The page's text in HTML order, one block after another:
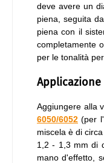
deve avere un
piena, seguita
piena con il
completamente
per le tonalità
Aggiungere alla
6050/6052 (per
miscela è di
1,2 - 1,3 mm di
mano d'effetto,